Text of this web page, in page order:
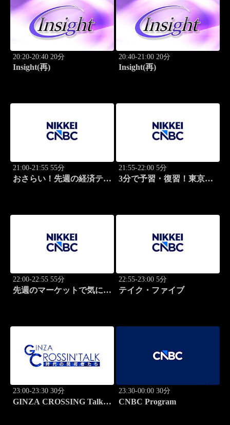
20:20-20:40 20分
Insight(再)
20:40-21:00 20分
Insight(再)
21:00-21:55 55分
おさらい！先週の経済テー
21:55-22:00 5分
3分で予習・復習！東京市
22:00-22:55 55分
先週のマーケットで気にな
22:55-23:00 5分
テイク・ファイブ
23:00-23:30 30分
GINZA CROSSING Talk
23:30-00:00 30分
CNBC Program